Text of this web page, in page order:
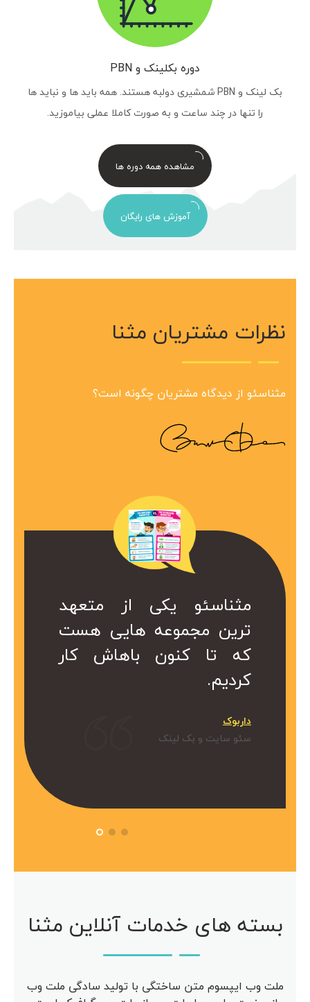
دوره بکلینک و PBN
بک لینک و PBN شمشیری دولبه هستند. همه باید ها و نباید ها
را تنها در چند ساعت و به صورت کاملا عملی بیاموزید.
مشاهده همه دوره ها
آموزش های رایگان
نظرات مشتریان مثنا
مثناسئو از دیدگاه مشتریان چگونه است؟
مثناسئو یک
برای ما
هست که
مثناسئو یکی از متعهد
ترین مجموعه هایی هست
که تا کنون باهاش کار
کردیم.
داربوک
سئو سایت و بک لینک
مجموعه در
هست.
کمتر از یک
ارزشمند
کا سال ها
از خدمات
استفاده
از متعهد
هایی هست
باهاش کار
بسته های خدمات آنلاین مثنا
ملت وب ایپسوم متن ساختگی با تولید سادگی ملت وب